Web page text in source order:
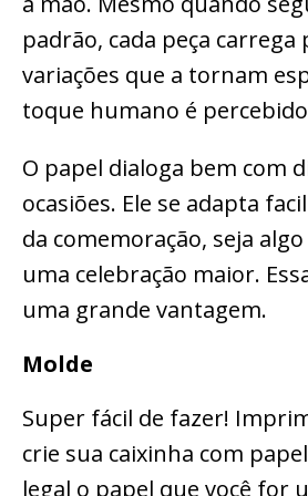
padrão, cada peça carrega
variações que a tornam
toque humano é
O papel dialoga bem com
ocasiões. Ele se adapta
da comemoração, seja
uma celebração maior.
uma grande vantagem.
Molde
Super fácil de fazer!
crie sua caixinha com
legal o papel que você for